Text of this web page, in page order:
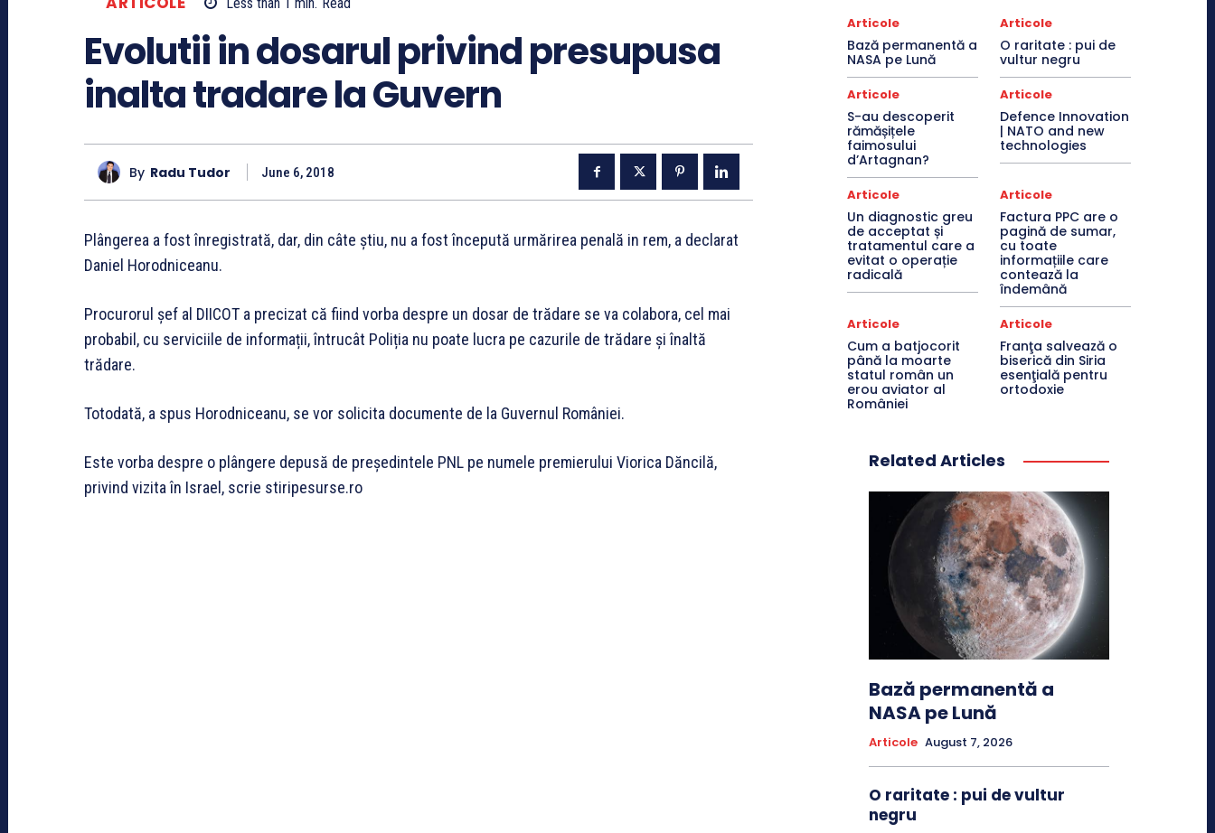
Evolutii in dosarul privind presupusa
inalta tradare la Guvern
By Radu Tudor June 6, 2018
Plângerea a fost înregistrată, dar, din câte știu, nu a fost începută urmărirea penală in rem, a declarat
Daniel Horodniceanu.
Procurorul șef al DIICOT a precizat că fiind vorba despre un dosar de trădare se va colabora, cel mai
probabil, cu serviciile de informații, întrucât Poliția nu poate lucra pe cazurile de trădare și înaltă
trădare.
Totodată, a spus Horodniceanu, se vor solicita documente de la Guvernul României.
Este vorba despre o plângere depusă de președintele PNL pe numele premierului Viorica Dăncilă,
privind vizita în Israel, scrie stiripesurse.ro
Articole
Bază permanentă a
NASA pe Lună
Articole
O raritate : pui de
vultur negru
Articole
S-au descoperit
rămășițele
faimosului
d’Artagnan?
Articole
Defence Innovation
| NATO and new
technologies
Articole
Un diagnostic greu
de acceptat și
tratamentul care a
evitat o operație
radicală
Articole
Factura PPC are o
pagină de sumar,
cu toate
informațiile care
contează la
îndemână
Articole
Cum a batjocorit
până la moarte
statul român un
erou aviator al
României
Articole
Franţa salvează o
biserică din Siria
esenţială pentru
ortodoxie
Related Articles
Bază permanentă a
NASA pe Lună
Articole August 7, 2026
O raritate : pui de vultur
negru